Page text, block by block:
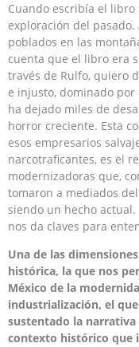
Cuando escribía el
exploración del
poblados en las
cuenta que el libro era
través de Rulfo, quiero
e injusto, dominado
ha dejado miles de
horror creciente. Esta
esos empresarios
narcotraficantes, es el
modernizadoras que,
tomaron a mediados
siendo un hecho
nos da claves para
Una de las
histórica, la que nos
México de la
industrialización, el
sustentado la narrativa
contexto histórico que